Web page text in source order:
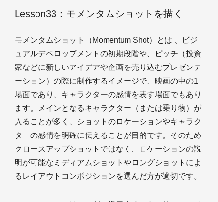
Lesson33：モメンタムショットを描く
モメンタムショット（Momentum Shot）とは 、ビジ
ュアルデベロップメントの初期段階や、ピッチ（投資
家などに新しいアイデアや企画を売り込むプレゼンテ
ーション）の際に制作するイメージで、映画の中の1
場面であり、キャラクターの感情を表す場面でもあり
ます。メインとなるキャラクター（または乗り物）が
入ることが多く、ショットのロケーションやキャラク
ターの感情を明確に伝えることが目的です。そのため
クロースアップショットではなく、ロケーションの説
明が可能なミディアムショットやロングショットによ
るレイアウトコンポジションを選んだ方が適切です。